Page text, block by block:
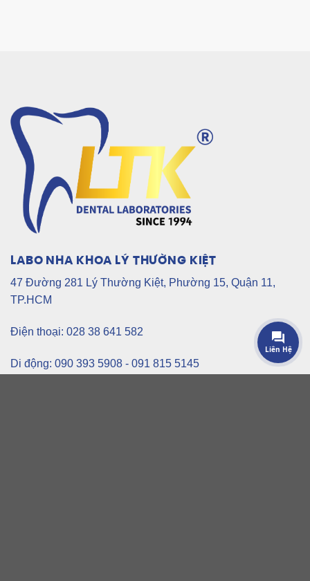
LABO NHA KHOA LÝ THƯỜNG KIỆT
47 Đường 281 Lý Thường Kiệt, Phường 15, Quận 11,
TP.HCM
Điện thoại: 028 38 641 582
Di động: 090 393 5908 - 091 815 5145
Liên Hệ